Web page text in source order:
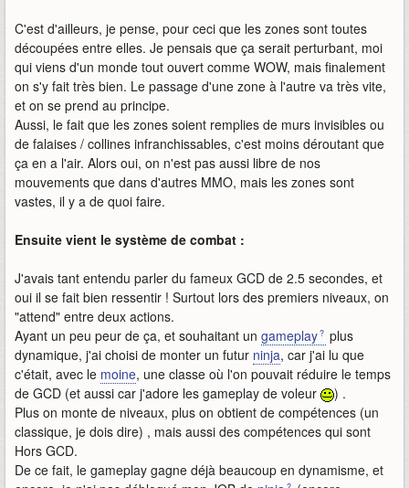
C'est d'ailleurs, je pense, pour ceci que les zones sont toutes
découpées entre elles. Je pensais que ça serait perturbant, moi
qui viens d'un monde tout ouvert comme WOW, mais finalement
on s'y fait très bien. Le passage d'une zone à l'autre va très vite,
et on se prend au principe.
Aussi, le fait que les zones soient remplies de murs invisibles ou
de falaises / collines infranchissables, c'est moins déroutant que
ça en a l'air. Alors oui, on n'est pas aussi libre de nos
mouvements que dans d'autres MMO, mais les zones sont
vastes, il y a de quoi faire.
Ensuite vient le système de combat :
J'avais tant entendu parler du fameux GCD de 2.5 secondes, et
oui il se fait bien ressentir ! Surtout lors des premiers niveaux, on
"attend" entre deux actions.
Ayant un peu peur de ça, et souhaitant un gameplay
plus
dynamique, j'ai choisi de monter un futur ninja, car j'ai lu que
c'était, avec le moine, une classe où l'on pouvait réduire le temps
de GCD (et aussi car j'adore les gameplay de voleur
) .
Plus on monte de niveaux, plus on obtient de compétences (un
classique, je dois dire) , mais aussi des compétences qui sont
Hors GCD.
De ce fait, le gameplay gagne déjà beaucoup en dynamisme, et